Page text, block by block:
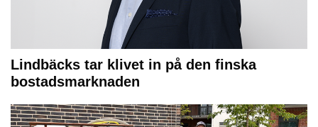
Lindbäcks tar klivet in på den finska
bostadsmarknaden